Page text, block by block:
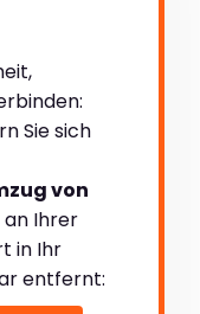
Sie sich
von
an Ihrer
in Ihr
entfernt: